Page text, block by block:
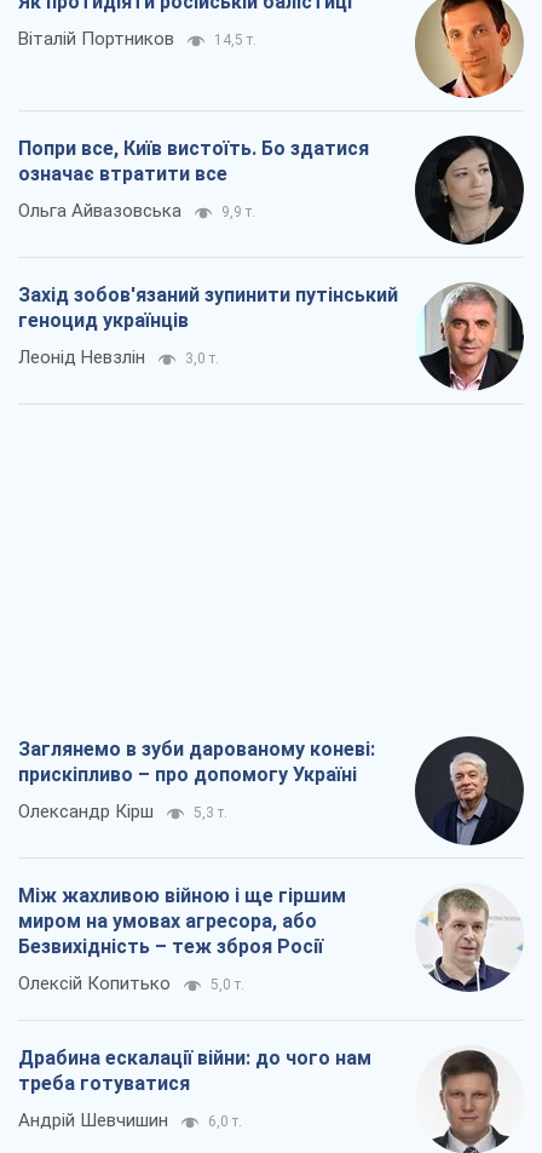
Віталій Портников 14,5 т.
Попри все, Київ вистоїть. Бо здатися
означає втратити все
Ольга Айвазовська 9,9 т.
Захід зобов'язаний зупинити путінський
геноцид українців
Леонід Невзлін 3,0 т.
Заглянемо в зуби дарованому коневі:
прискіпливо – про допомогу Україні
Олександр Кірш 5,3 т.
Між жахливою війною і ще гіршим
миром на умовах агресора, або
Безвихідність – теж зброя Росії
Олексій Копитько 5,0 т.
Драбина ескалації війни: до чого нам
треба готуватися
Андрій Шевчишин 6,0 т.